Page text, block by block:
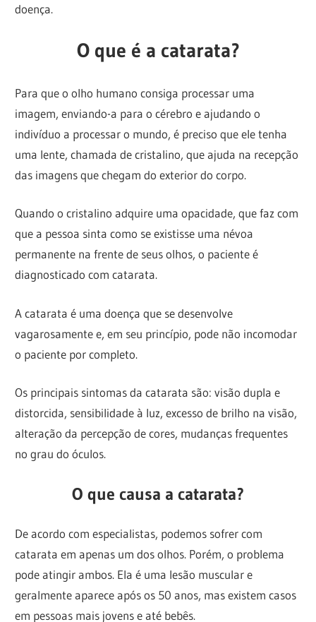
doença.
O que é a catarata?
Para que o olho humano consiga processar uma
imagem, enviando-a para o cérebro e ajudando o
indivíduo a processar o mundo, é preciso que ele tenha
uma lente, chamada de cristalino, que ajuda na recepção
das imagens que chegam do exterior do corpo.
Quando o cristalino adquire uma opacidade, que faz com
que a pessoa sinta como se existisse uma névoa
permanente na frente de seus olhos, o paciente é
diagnosticado com catarata.
A catarata é uma doença que se desenvolve
vagarosamente e, em seu princípio, pode não incomodar
o paciente por completo.
Os principais sintomas da catarata são: visão dupla e
distorcida, sensibilidade à luz, excesso de brilho na visão,
alteração da percepção de cores, mudanças frequentes
no grau do óculos.
O que causa a catarata?
De acordo com especialistas, podemos sofrer com
catarata em apenas um dos olhos. Porém, o problema
pode atingir ambos. Ela é uma lesão muscular e
geralmente aparece após os 50 anos, mas existem casos
em pessoas mais jovens e até bebês.